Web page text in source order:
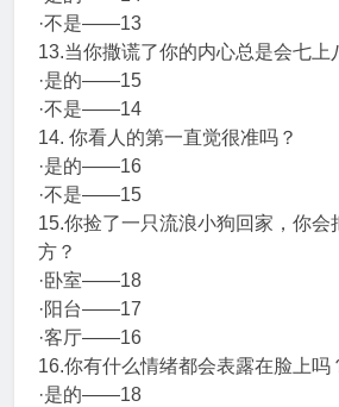
·不是——13
13.当你撒谎了你的内心总是会七上
·是的——15
·不是——14
14. 你看人的第一直觉很准吗？
·是的——16
·不是——15
15.你捡了一只流浪小狗回家，你会
方？
·卧室——18
·阳台——17
·客厅——16
16.你有什么情绪都会表露在脸上吗
·是的——18